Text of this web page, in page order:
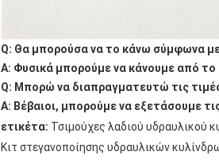
Q: Θα μπορούσα να το κάνω σύμφωνα
Α: Φυσικά μπορούμε να κάνουμε από
Q: Μπορώ να διαπραγματευτώ τις
Α: Βέβαιοι, μπορούμε να εξετάσουμε
ετικέτα: Τσιμούχες λαδιού υδραυλικού
Κιτ στεγανοποίησης υδραυλικών